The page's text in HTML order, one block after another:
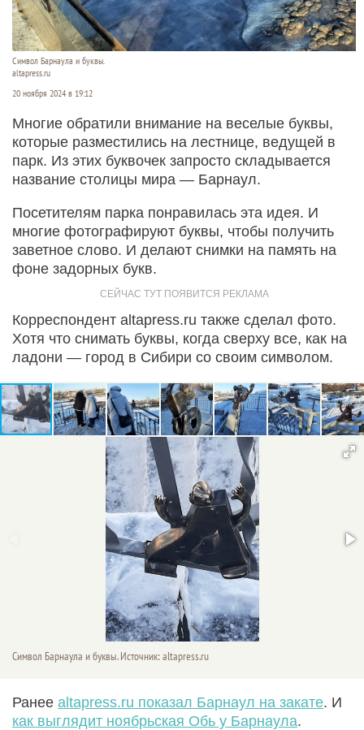
Символ Барнаула и буквы.
altapress.ru
20 ноября 2024 в 19:12
Многие обратили внимание на веселые буквы,
которые разместились на лестнице, ведущей в
парк. Из этих буквочек запросто складывается
название столицы мира — Барнаул.
Посетителям парка понравилась эта идея. И
многие фотографируют буквы, чтобы получить
заветное слово. И делают снимки на память на
фоне задорных букв.
Корреспондент altapress.ru также сделал фото.
Хотя что снимать буквы, когда сверху все, как на
ладони — город в Сибири со своим символом.
Символ Барнаула и буквы. Источник: altapress.ru
Ранее altapress.ru показал Барнаул на закате. И
как выглядит ноябрьская Обь у Барнаула.